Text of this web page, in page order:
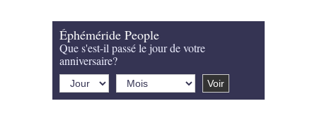
Éphéméride People
Que s'est-il passé le jour de votre
anniversaire?